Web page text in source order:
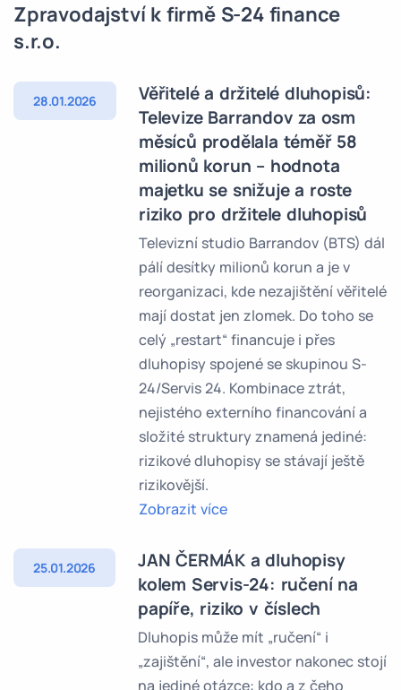
Zpravodajství k firmě S-24 finance
s.r.o.
28.01.2026
Věřitelé a držitelé dluhopisů:
Televize Barrandov za osm
měsíců prodělala téměř 58
milionů korun – hodnota
majetku se snižuje a roste
riziko pro držitele dluhopisů
Televizní studio Barrandov (BTS) dál
pálí desítky milionů korun a je v
reorganizaci, kde nezajištění věřitelé
mají dostat jen zlomek. Do toho se
celý „restart“ financuje i přes
dluhopisy spojené se skupinou S-
24/Servis 24. Kombinace ztrát,
nejistého externího financování a
složité struktury znamená jediné:
rizikové dluhopisy se stávají ještě
rizikovější.
Zobrazit více
25.01.2026
JAN ČERMÁK a dluhopisy
kolem Servis-24: ručení na
papíře, riziko v číslech
Dluhopis může mít „ručení“ i
„zajištění“, ale investor nakonec stojí
na jediné otázce: kdo a z čeho